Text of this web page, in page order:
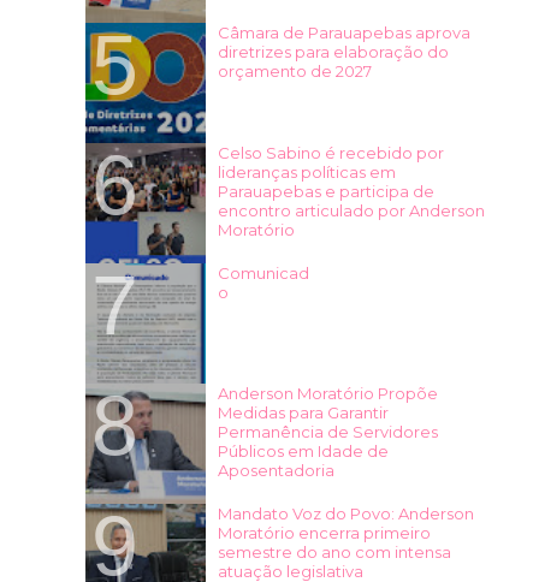
Câmara de Parauapebas aprova
diretrizes para elaboração do
orçamento de 2027
Celso Sabino é recebido por
lideranças políticas em
Parauapebas e participa de
encontro articulado por Anderson
Moratório
Comunicad
o
Anderson Moratório Propõe
Medidas para Garantir
Permanência de Servidores
Públicos em Idade de
Aposentadoria
Mandato Voz do Povo: Anderson
Moratório encerra primeiro
semestre do ano com intensa
atuação legislativa